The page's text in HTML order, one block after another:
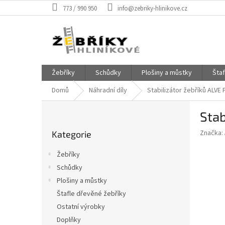
na
773 / 990 950 info@zebriky-hlinikove.cz
Žebříky Schůdky Plošiny a můstky
Domů
Náhradní díly Stabilizátor žebříků ALVE
kategorie
Kategorie
Žebříky
Schůdky
Plošiny a můstky
Štafle dřevěné žebříky
Ostatní výrobky
Doplňky
Značka: